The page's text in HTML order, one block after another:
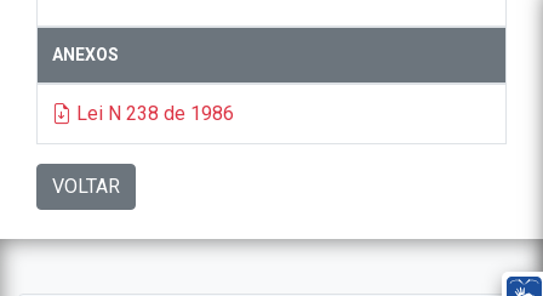
ANEXOS
Lei N 238 de 1986
VOLTAR